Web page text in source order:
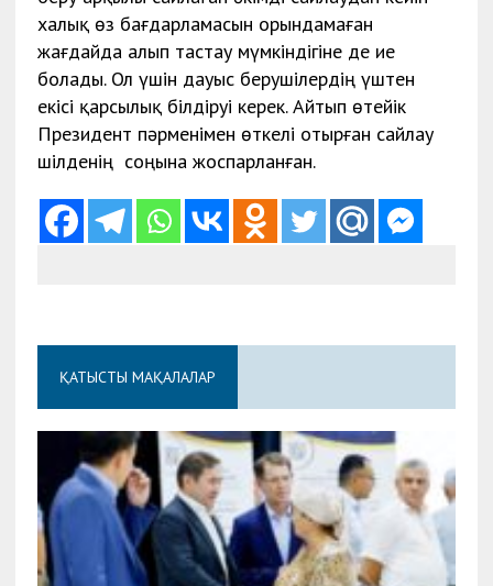
халық өз бағдарламасын орындамаған
жағдайда алып тастау мүмкіндігіне де ие
болады. Ол үшін дауыс берушілердің үштен
екісі қарсылық білдіруі керек. Айтып өтейік
Президент пәрменімен өткелі отырған сайлау
шілденің соңына жоспарланған.
ҚАТЫСТЫ МАҚАЛАЛАР